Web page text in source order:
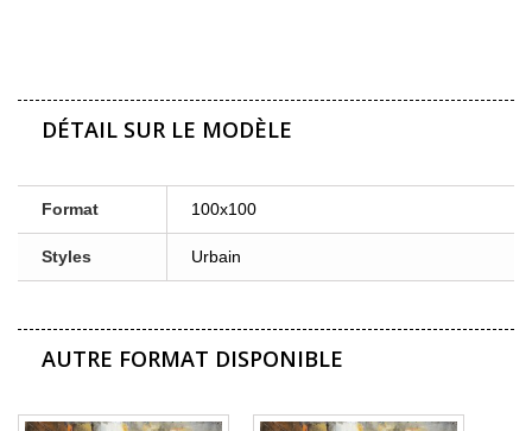
DÉTAIL SUR LE MODÈLE
Format 100x100
Styles Urbain
AUTRE FORMAT DISPONIBLE